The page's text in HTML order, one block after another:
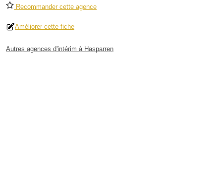
Recommander cette agence
Améliorer cette fiche
Autres agences d'intérim à Hasparren